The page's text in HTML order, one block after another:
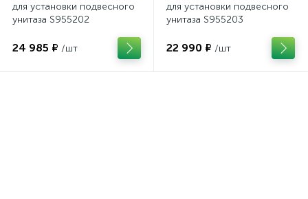
для установки подвесного
унитаза S955202
24 985 ₽ /шт
для установки подвесного
унитаза S955203
22 990 ₽ /шт